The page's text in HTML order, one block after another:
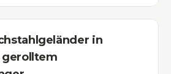
mit waagerechten
Etagen. Durchdachte
Balkone: Auf den doppelt
integrierte
matten Milchglasscheiben (VSG-
in
gerolltem